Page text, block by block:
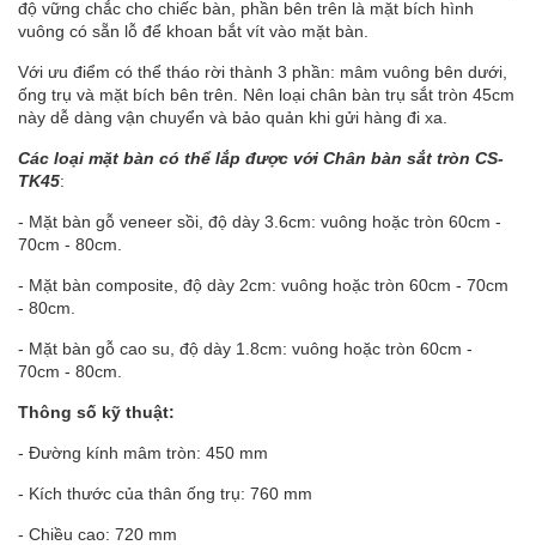
độ vững chắc cho chiếc bàn, phần bên trên là mặt bích hình
vuông có sẵn lỗ để khoan bắt vít vào mặt bàn.
Với ưu điểm có thể tháo rời thành 3 phần: mâm vuông bên dưới,
ống trụ và mặt bích bên trên. Nên loại chân bàn trụ sắt tròn 45cm
này dễ dàng vận chuyển và bảo quản khi gửi hàng đi xa.
Các loại mặt bàn có thể lắp được với Chân bàn sắt tròn CS-
TK45:
- Mặt bàn gỗ veneer sồi, độ dày 3.6cm: vuông hoặc tròn 60cm -
70cm - 80cm.
- Mặt bàn composite, độ dày 2cm: vuông hoặc tròn 60cm - 70cm
- 80cm.
- Mặt bàn gỗ cao su, độ dày 1.8cm: vuông hoặc tròn 60cm -
70cm - 80cm.
Thông số kỹ thuật:
- Đường kính mâm tròn: 450 mm
- Kích thước của thân ống trụ: 760 mm
- Chiều cao: 720 mm